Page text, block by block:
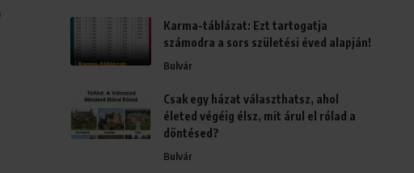
Karma-táblázat: Ezt tartogatja
számodra a sors születési éved alapján!
Bulvár
Csak egy házat választhatsz, ahol
életed végéig élsz, mit árul el rólad a
döntésed?
Bulvár